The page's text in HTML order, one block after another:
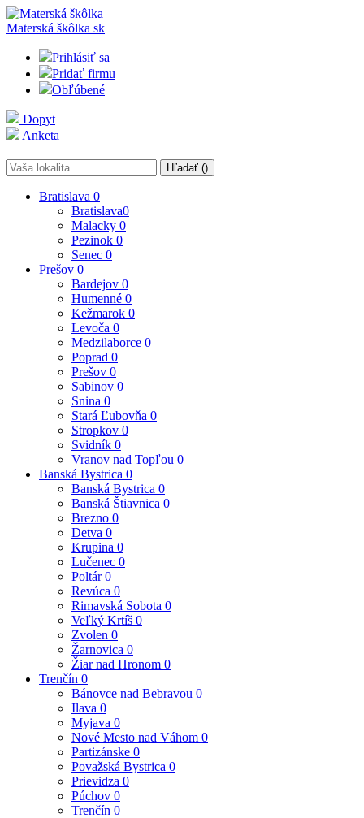
Materská škôlka sk
Prihlásiť sa
Pridať firmu
Obľúbené
Dopyt
Anketa
Hľadať ()
Bratislava 0
Bratislava0
Malacky 0
Pezinok 0
Senec 0
Prešov 0
Bardejov 0
Humenné 0
Kežmarok 0
Levoča 0
Medzilaborce 0
Poprad 0
Prešov 0
Sabinov 0
Snina 0
Stará Ľubovňa 0
Stropkov 0
Svidník 0
Vranov nad Topľou 0
Banská Bystrica 0
Banská Bystrica 0
Banská Štiavnica 0
Brezno 0
Detva 0
Krupina 0
Lučenec 0
Poltár0
Revúca 0
Rimavská Sobota 0
Veľký Krtíš 0
Zvolen 0
Žarnovica 0
Žiar nad Hronom 0
Trenčín 0
Bánovce nad Bebravou 0
Ilava 0
Myjava 0
Nové Mesto nad Váhom 0
Partizánske 0
Považská Bystrica 0
Prievidza 0
Púchov 0
Trenčín 0